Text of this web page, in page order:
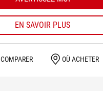
EN SAVOIR PLUS
COMPARER OÙ ACHETER